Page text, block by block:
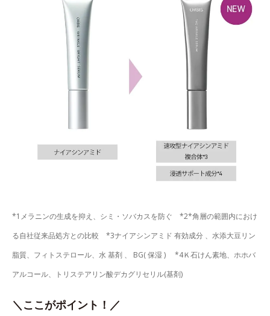
*1メラニンの生成を抑え、シミ・ソバカスを防ぐ *2*角層の範囲内におけ
る自社従来品処方との比較 *3ナイアシンアミド 有効成分 、水添大豆リン
脂質、フィトステロール、水 基剤 、 BG( 保湿 ) *4Ｋ石けん素地、ホホバ
アルコール、トリステアリン酸デカグリセリル(基剤)
＼ここがポイント！／